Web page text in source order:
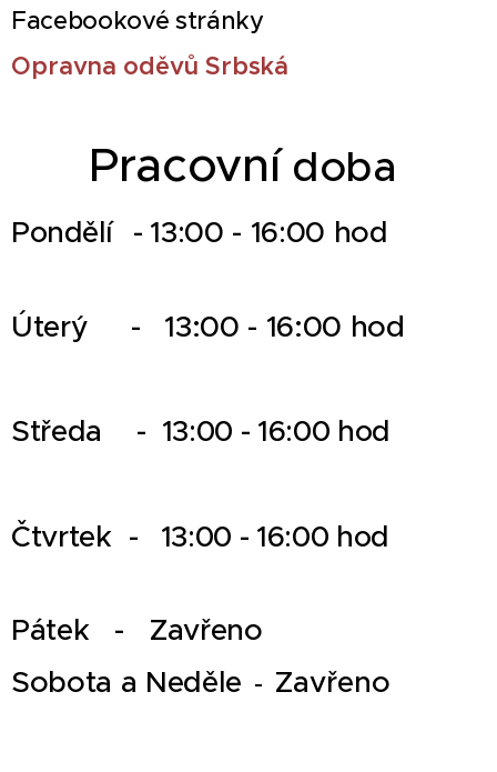
Facebookové stránky
Opravna oděvů Srbská
Pracovnídoba
Pondělí - 13:00 - 16:00 hod
Úterý - 13:00 - 16:00 hod
Středa - 13:00 - 16:00 hod
Čtvrtek - 13:00 - 16:00 hod
Pátek - Zavřeno
Sobota a Neděle - Zavřeno